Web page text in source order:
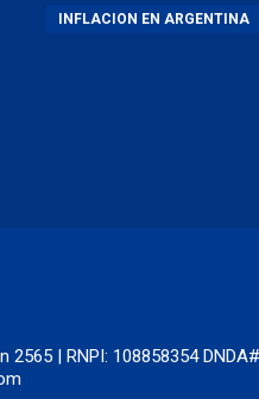
INFLACION EN ARGENTINA
2565 | RNPI: 108858354